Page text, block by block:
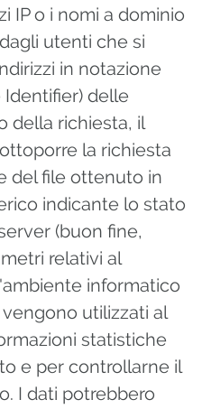
IP o i nomi a dominio
utenti che si
in notazione
Identifier) delle
della richiesta, il
la richiesta
del file ottenuto in
indicante lo stato
(buon fine,
relativi al
informatico
utilizzati al
statistiche
e per controllarne il
I dati potrebbero